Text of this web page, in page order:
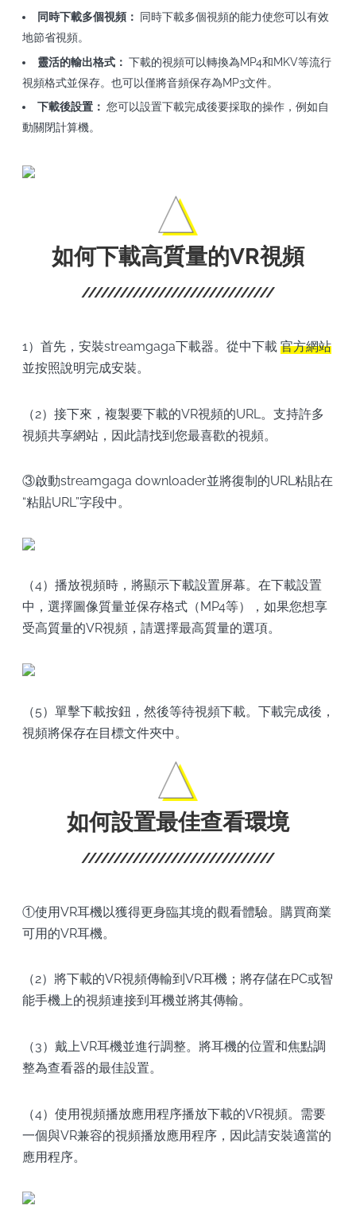
同時下載多個視頻： 同時下載多個視頻的能力使您可以有效
地節省視頻。
靈活的輸出格式： 下載的視頻可以轉換為MP4和MKV等流行
視頻格式並保存。也可以僅將音頻保存為MP3文件。
下載後設置： 您可以設置下載完成後要採取的操作，例如自
動關閉計算機。
如何下載高質量的VR視頻
1）首先，安裝streamgaga下載器。從中下載 官方網站
並按照說明完成安裝。
（2）接下來，複製要下載的VR視頻的URL。支持許多
視頻共享網站，因此請找到您最喜歡的視頻。
③啟動streamgaga downloader並將復制的URL粘貼在
“粘貼URL”字段中。
（4）播放視頻時，將顯示下載設置屏幕。在下載設置
中，選擇圖像質量並保存格式（MP4等），如果您想享
受高質量的VR視頻，請選擇最高質量的選項。
（5）單擊下載按鈕，然後等待視頻下載。下載完成後，
視頻將保存在目標文件夾中。
如何設置最佳查看環境
①使用VR耳機以獲得更身臨其境的觀看體驗。購買商業
可用的VR耳機。
（2）將下載的VR視頻傳輸到VR耳機；將存儲在PC或智
能手機上的視頻連接到耳機並將其傳輸。
（3）戴上VR耳機並進行調整。將耳機的位置和焦點調
整為查看器的最佳設置。
（4）使用視頻播放應用程序播放下載的VR視頻。需要
一個與VR兼容的視頻播放應用程序，因此請安裝適當的
應用程序。